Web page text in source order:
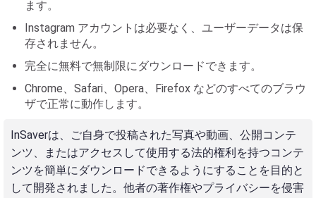
ます。
Instagram アカウントは必要なく、ユーザーデータは保
存されません。
完全に無料で無制限にダウンロードできます。
Chrome、Safari、Opera、Firefox などのすべてのブラウ
ザで正常に動作します。
InSaverは、ご自身で投稿された写真や動画、公開コンテ
ンツ、またはアクセスして使用する法的権利を持つコンテ
ンツを簡単にダウンロードできるようにすることを目的と
して開発されました。他者の著作権やプライバシーを侵害